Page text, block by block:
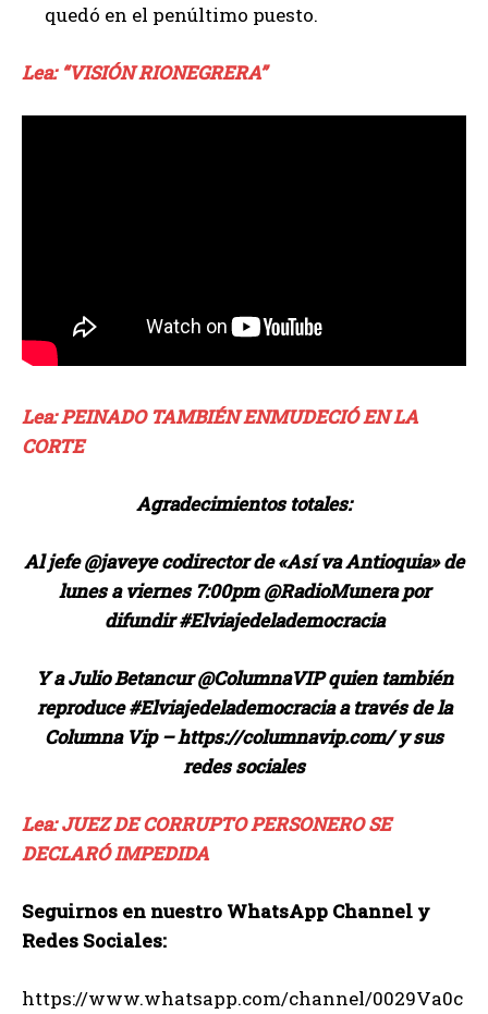
quedó en el penúltimo puesto.
Lea: “VISIÓN RIONEGRERA”
Lea: PEINADO TAMBIÉN ENMUDECIÓ EN LA
CORTE
Agradecimientos totales:
Al jefe @javeye codirector de «Así va Antioquia» de
lunes a viernes 7:00pm @RadioMunera por
difundir #Elviajedelademocracia
Y a Julio Betancur @ColumnaVIP quien también
reproduce #Elviajedelademocracia a través de la
Columna Vip – https://columnavip.com/ y sus
redes sociales
Lea: JUEZ DE CORRUPTO PERSONERO SE
DECLARÓ IMPEDIDA
Seguirnos en nuestro WhatsApp Channel y
Redes Sociales:
https://www.whatsapp.com/channel/0029Va0c